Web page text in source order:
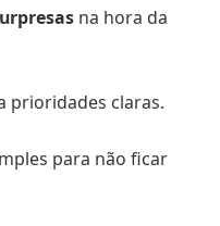
na hora da
prioridades claras.
para não ficar